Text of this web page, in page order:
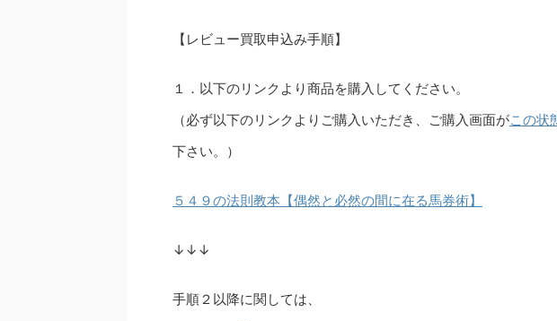
【レビュー買取申込み手順】
１．以下のリンクより商品を購入してください。
（必ず以下のリンクよりご購入いただき、ご購入画面がこの状
下さい。）
５４９の法則教本【偶然と必然の間に在る馬券術】
↓↓↓
手順２以降に関しては、